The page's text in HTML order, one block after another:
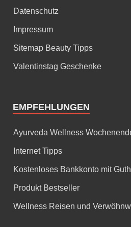
Datenschutz
Impressum
Sitemap Beauty Tipps
Valentinstag Geschenke
EMPFEHLUNGEN
Ayurveda Wellness
Internet Tipps
Kostenloses Bankkonto mit
Produkt Bestseller
Wellness Reisen und